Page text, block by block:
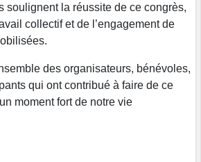
soulignent la réussite de ce congrès,
collectif et de l’engagement de
des organisateurs, bénévoles,
qui ont contribué à faire de ce
moment fort de notre vie